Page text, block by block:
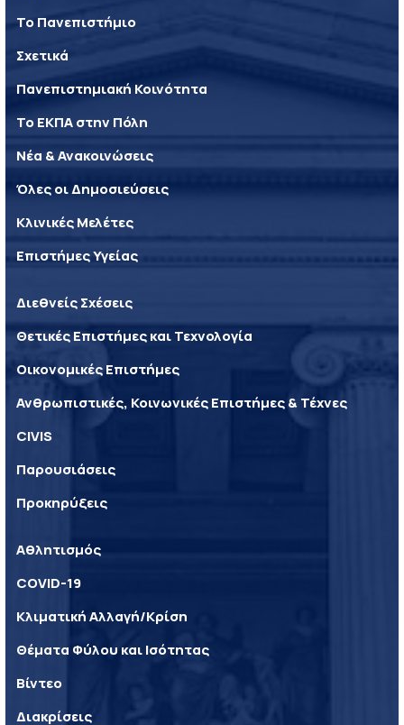
Το Πανεπιστήμιο
Σχετικά
Πανεπιστημιακή Κοινότητα
Το ΕΚΠΑ στην Πόλη
Νέα & Ανακοινώσεις
Όλες οι Δημοσιεύσεις
Κλινικές Μελέτες
Επιστήμες Υγείας
Διεθνείς Σχέσεις
Θετικές Επιστήμες και Τεχνολογία
Οικονομικές Επιστήμες
Ανθρωπιστικές, Κοινωνικές Επιστήμες & Τέχνες
CIVIS
Παρουσιάσεις
Προκηρύξεις
Αθλητισμός
COVID-19
Κλιματική Αλλαγή/Κρίση
Θέματα Φύλου και Ισότητας
Βίντεο
Διακρίσεις